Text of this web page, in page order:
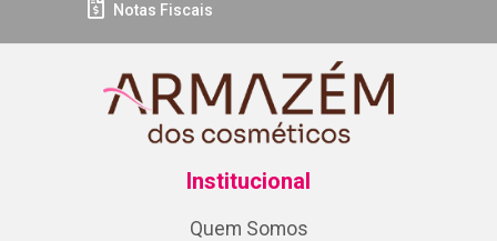
Notas Fiscais
Institucional
Quem Somos